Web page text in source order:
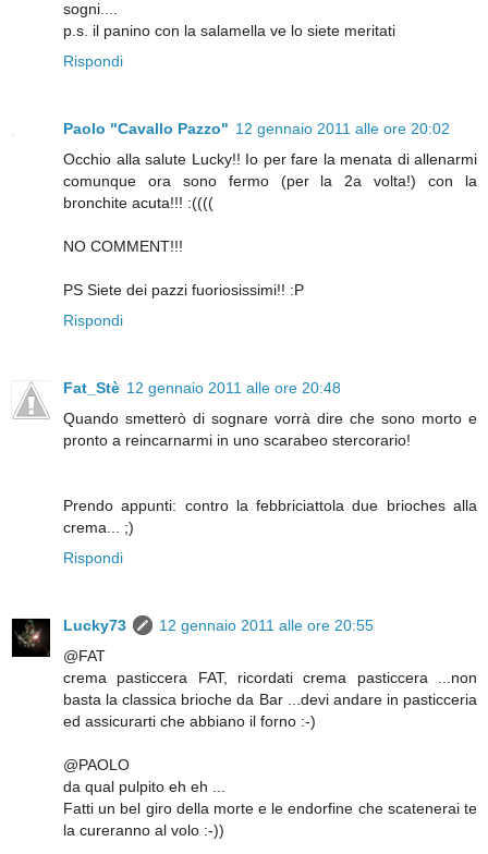
sogni....
p.s. il panino con la salamella ve lo siete meritati
Rispondi
Paolo "Cavallo Pazzo" 12 gennaio 2011 alle ore 20:02
Occhio alla salute Lucky!! Io per fare la menata di allenarmi
comunque ora sono fermo (per la 2a volta!) con la
bronchite acuta!!! :((((
NO COMMENT!!!
PS Siete dei pazzi fuoriosissimi!! :P
Rispondi
Fat_Stè 12 gennaio 2011 alle ore 20:48
Quando smetterò di sognare vorrà dire che sono morto e
pronto a reincarnarmi in uno scarabeo stercorario!
Prendo appunti: contro la febbriciattola due brioches alla
crema... ;)
Rispondi
Lucky73
12 gennaio 2011 alle ore 20:55
@FAT
crema pasticcera FAT, ricordati crema pasticcera ...non
basta la classica brioche da Bar ...devi andare in pasticceria
ed assicurarti che abbiano il forno :-)
@PAOLO
da qual pulpito eh eh ...
Fatti un bel giro della morte e le endorfine che scatenerai te
la cureranno al volo :-))